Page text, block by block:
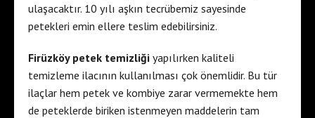
ulaşacaktır. 10 yılı aşkın tecrübemiz sayesinde
petekleri emin ellere teslim edebilirsiniz.
Firüzköy petek temizliği yapılırken kaliteli
temizleme ilacının kullanılması çok önemlidir. Bu tür
ilaçlar hem petek ve kombiye zarar vermemekte hem
de peteklerde biriken istenmeyen maddelerin tam